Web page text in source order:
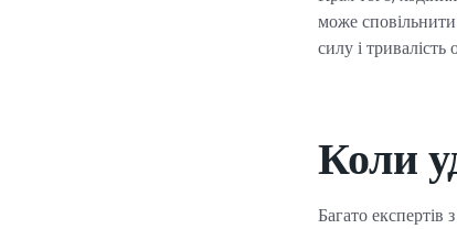
може
силу і
Коли
Багато